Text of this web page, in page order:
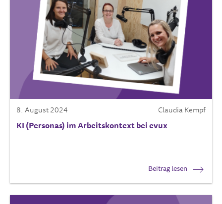
8. August 2024 Claudia Kempf
KI (Personas) im Arbeitskontext bei evux
Beitrag lesen